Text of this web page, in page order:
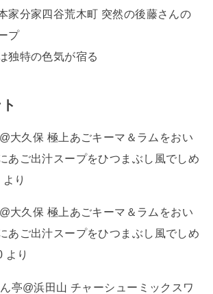
家分家四谷荒木町 突然の後藤さんの
プ
独特の色気が宿る
大久保 極上あごキーマ＆ラムをおい
あご出汁スープをひつまぶし風でしめ
より
大久保 極上あごキーマ＆ラムをおい
あご出汁スープをひつまぶし風でしめ
より
亭@浜田山 チャーシューミックスワ